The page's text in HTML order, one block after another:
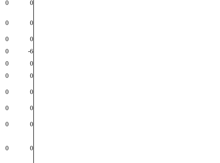
0
0
0 0
0
0
0
-6
0
0
0
0
0
0
0
0
0
0
0 0